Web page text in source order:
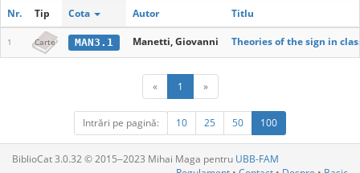
Nr. Tip Cota Autor Titlu
1 Carte MAN3.1 Manetti, Giovanni Theories of the sign in
« 1 »
Intrări pe pagină: 10 25 50 100
BiblioCat 3.0.32 © 2015‒2023 Mihai Maga pentru UBB-FAM